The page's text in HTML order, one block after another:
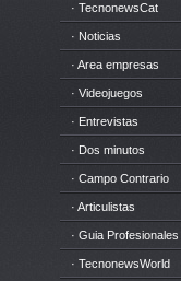
· TecnonewsCat
· Noticias
· Area empresas
· Videojuegos
· Entrevistas
· Dos minutos
· Campo Contrario
· Articulistas
· Guia Profesionales
· TecnonewsWorld